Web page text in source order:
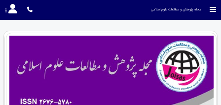
مجله پژوهش و مطالعات علوم اسلامی